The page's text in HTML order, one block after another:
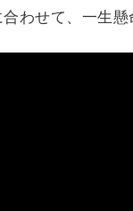
わせて、一生懸